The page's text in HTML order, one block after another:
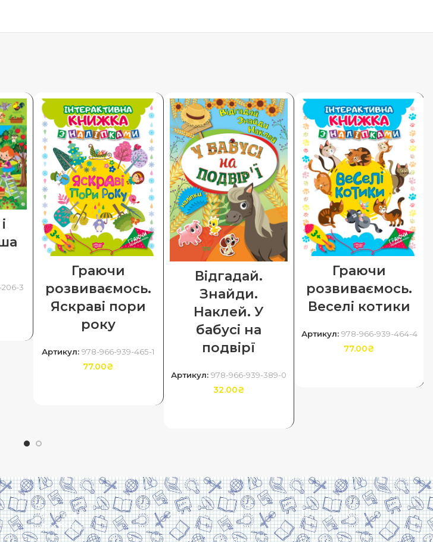
206-3
Граючи
розвиваємось.
Яскраві пори
року
Артикул: 978-966-939-465-1
77.00₴
Відгадай.
Знайди.
Наклей. У
бабусі на
подвірї
Артикул: 978-966-939-389-0
32.00₴
Граючи
розвиваємось.
Веселі котики
Артикул: 978-966-939-464-4
77.00₴
Оплата та
доставка
Скачати прайс Договір оферти